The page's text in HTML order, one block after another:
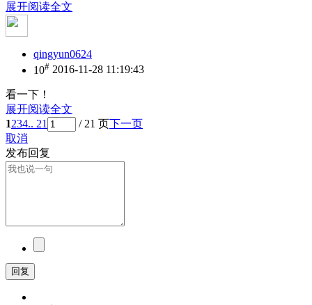
展开阅读全文
qingyun0624
10# 2016-11-28 11:19:43
看一下！
展开阅读全文
1234.. 21 / 21 页下一页
取消
发布回复
回复